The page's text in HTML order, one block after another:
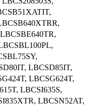
LBCSD85IT,
LBCSG624T,
LBCSI635S,
LBCSN52AT,